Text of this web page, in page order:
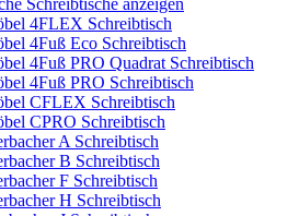
Schreibtische anzeigen
4FLEX Schreibtisch
4Fuß Eco Schreibtisch
4Fuß PRO Quadrat Schreibtisch
4Fuß PRO Schreibtisch
CFLEX Schreibtisch
CPRO Schreibtisch
A Schreibtisch
B Schreibtisch
F Schreibtisch
H Schreibtisch